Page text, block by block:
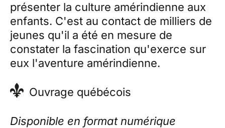
présenter la culture amérindienne aux
enfants. C'est au contact de milliers de
jeunes qu'il a été en mesure de
constater la fascination qu'exerce sur
eux l'aventure amérindienne.
Ouvrage québécois
Disponible en format numérique